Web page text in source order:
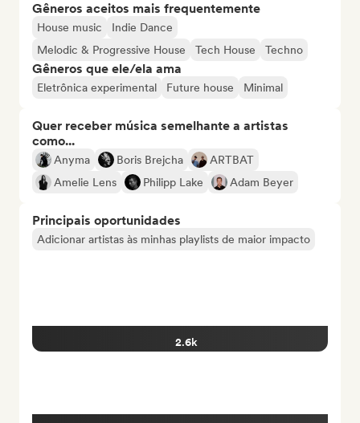
Gêneros aceitos mais frequentemente
House music
Indie Dance
Melodic & Progressive House
Tech House Techno
Gêneros que ele/ela ama
Eletrônica experimental Future house Minimal
Quer receber música semelhante a artistas
como...
Anyma Boris Brejcha
ARTBAT
Amelie Lens
Philipp Lake Adam Beyer
Principais oportunidades
Adicionar artistas às minhas playlists de maior impacto
2.6k